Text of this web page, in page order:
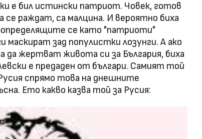
е бил истински патриот. Човек, готов
се раждат, са малцина. И вероятно биха
се като "патриоти"
зад популистки лозунги. А ако
жертват живота си за България, биха
е предаден от българи. Самият той
спрямо това на днешните
Ето какво казва той за Русия: